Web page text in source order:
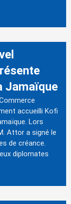
Jamaïque
accueilli Kofi
Lors
Attor a signé le
de créance.
diplomates